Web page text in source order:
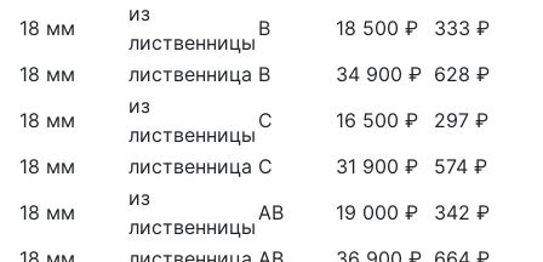
18 мм
из
лиственницы
В 18 500 ₽
333 ₽
18 мм
лиственница В 34 900 ₽ 628 ₽
18 мм
из
лиственницы
С 16 500 ₽
297 ₽
18 мм
лиственница С 31 900 ₽
574 ₽
18 мм
из
лиственницы
АВ 19 000 ₽
342 ₽